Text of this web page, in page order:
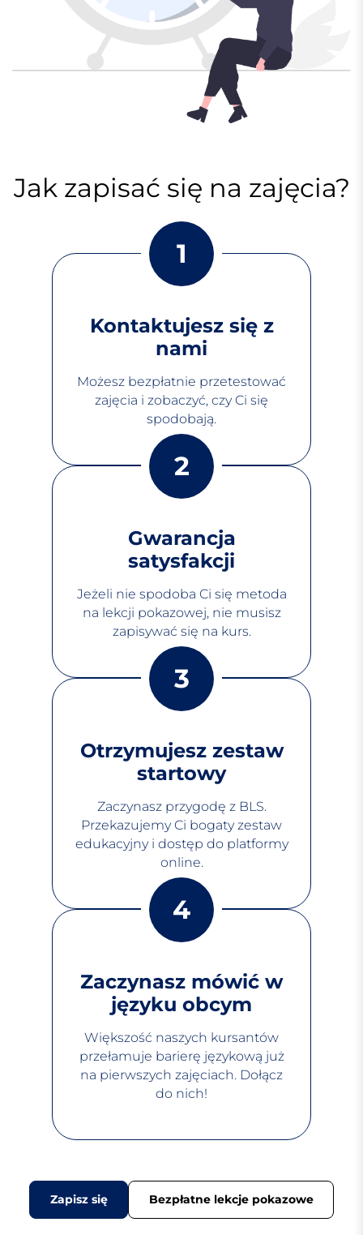
Jak zapisać się na zajęcia?
1
Kontaktujesz się z
nami
Możesz bezpłatnie przetestować
zajęcia i zobaczyć, czy Ci się
spodobają.
2
Gwarancja
satysfakcji
Jeżeli nie spodoba Ci się metoda
na lekcji pokazowej, nie musisz
zapisywać się na kurs.
3
Otrzymujesz zestaw
startowy
Zaczynasz przygodę z BLS.
Przekazujemy Ci bogaty zestaw
edukacyjny i dostęp do platformy
online.
4
Zaczynasz mówić w
języku obcym
Większość naszych kursantów
przełamuje barierę językową już
na pierwszych zajęciach. Dołącz
do nich!
Zapisz się Bezpłatne lekcje pokazowe